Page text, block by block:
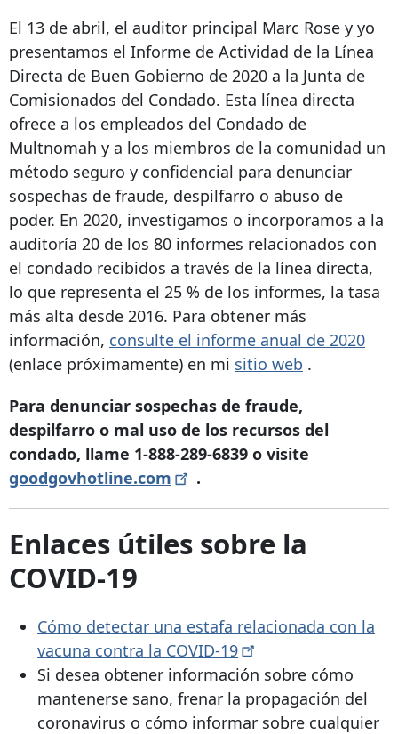
El 13 de abril, el auditor principal Marc Rose y yo
presentamos el Informe de Actividad de la Línea
Directa de Buen Gobierno de 2020 a la Junta de
Comisionados del Condado. Esta línea directa
ofrece a los empleados del Condado de
Multnomah y a los miembros de la comunidad un
método seguro y confidencial para denunciar
sospechas de fraude, despilfarro o abuso de
poder. En 2020, investigamos o incorporamos a la
auditoría 20 de los 80 informes relacionados con
el condado recibidos a través de la línea directa,
lo que representa el 25 % de los informes, la tasa
más alta desde 2016. Para obtener más
información, consulte el informe anual de 2020
(enlace próximamente) en mi sitio web .
Para denunciar sospechas de fraude,
despilfarro o mal uso de los recursos del
condado, llame 1-888-289-6839 o visite
goodgovhotline.com
.
Enlaces útiles sobre la
COVID-19
Cómo detectar una estafa relacionada con la
vacuna contra la COVID-19
Si desea obtener información sobre cómo
mantenerse sano, frenar la propagación del
coronavirus o cómo informar sobre cualquier